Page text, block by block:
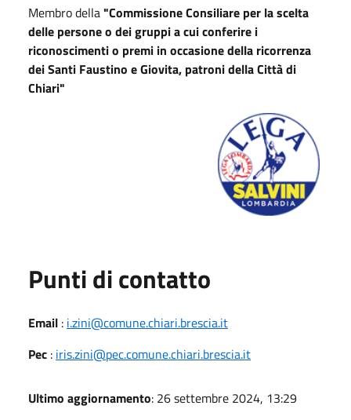
Membro della"Commissione Consiliare per la scelta
delle persone o dei gruppi a cui conferire i
riconoscimenti o premi in occasione della ricorrenza
dei Santi Faustino e Giovita, patroni della Città di
Chiari"
Punti di contatto
Email : i.zini@comune.chiari.brescia.it
Pec : iris.zini@pec.comune.chiari.brescia.it
Ultimo aggiornamento: 26 settembre 2024, 13:29